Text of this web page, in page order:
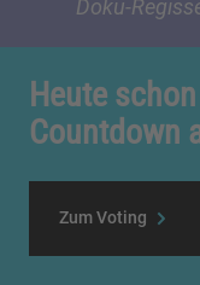
Doku-
Heute
Countdown
Zum Voting